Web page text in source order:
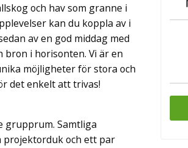
och hav som granne i
kan du koppla av i
av en god middag med
bron i horisonten. Vi är en
möjligheter för stora och
det enkelt att trivas!
grupprum. Samtliga
och ett par